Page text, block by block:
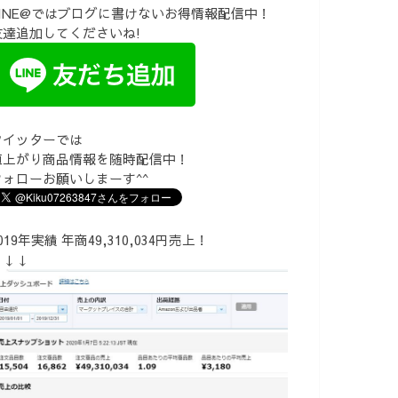
ではブログに書けないお得情報配信中！
追加してくださいね!
ッターでは
がり商品情報を随時配信中！
ローお願いしまーす^^
年実績 年商49,310,034円売上！